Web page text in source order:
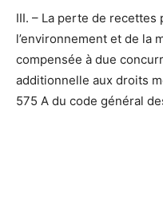
III. – La perte de recettes
l’environnement et de la
compensée à due
additionnelle aux droits
575 A du code général